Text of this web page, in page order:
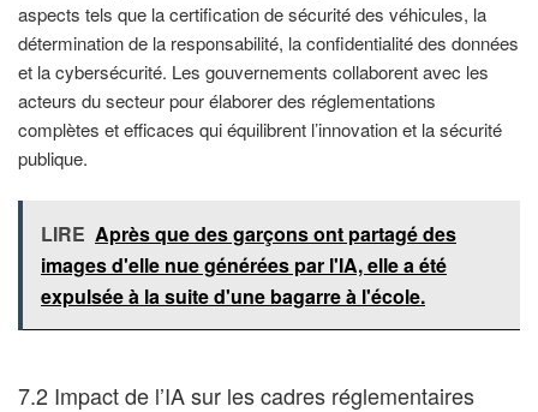
aspects tels que la certification de sécurité des véhicules, la
détermination de la responsabilité, la confidentialité des données
et la cybersécurité. Les gouvernements collaborent avec les
acteurs du secteur pour élaborer des réglementations
complètes et efficaces qui équilibrent l’innovation et la sécurité
publique.
LIRE Après que des garçons ont partagé des
images d'elle nue générées par l'IA, elle a été
expulsée à la suite d'une bagarre à l'école.
7.2 Impact de l’IA sur les cadres réglementaires